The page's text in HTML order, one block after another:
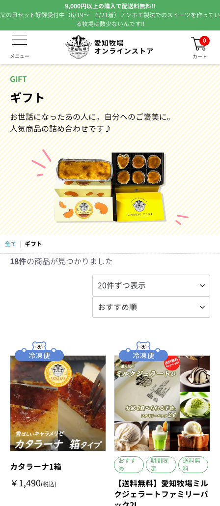
9,000円以上の購入で配送料無料!!
父の日セット好評受付中（6/19～ 6/21着）ノンホモ製法でのスイーツを作ってい
る牧場は数少ないんです‼
メニュー カート
0
GIFT
ギフト
お世話になったあの人に。自分へのご褒美に。
人気商品の詰め合わせです♪
全て | ギフト
18件の商品が見つかりました
カタラーナ1箱
￥1,490(税込)
おすす
め
期間限
定
送料無
料
【送料無料】愛知牧場ミル
クジェラートファミリーパ